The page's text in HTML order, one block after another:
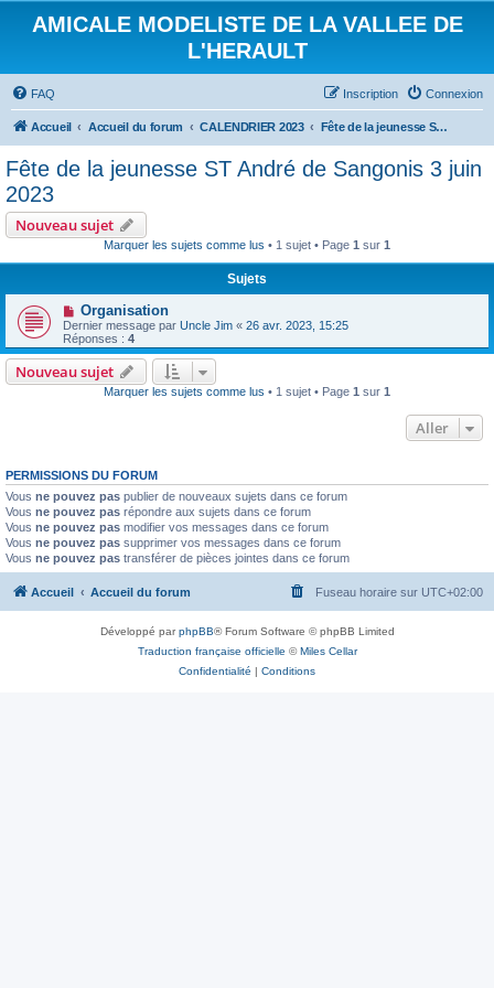
AMICALE MODELISTE DE LA VALLEE DE
L'HERAULT
FAQ Connexion
Inscription
Accueil Accueil du forum CALENDRIER 2023 Fête de la jeunesse ST André de Sangonis 3 juin 2023
Fête de la jeunesse ST André de Sangonis 3 juin
2023
Nouveau sujet
Marquer les sujets comme lus • 1 sujet • Page 1 sur 1
Sujets
Organisation
Dernier message par Uncle Jim « 26 avr. 2023, 15:25
Réponses : 4
Nouveau sujet
Marquer les sujets comme lus • 1 sujet • Page 1 sur 1
Aller
PERMISSIONS DU FORUM
Vous ne pouvez pas publier de nouveaux sujets dans ce forum
Vous ne pouvez pas répondre aux sujets dans ce forum
Vous ne pouvez pas modifier vos messages dans ce forum
Vous ne pouvez pas supprimer vos messages dans ce forum
Vous ne pouvez pas transférer de pièces jointes dans ce forum
Accueil Accueil du forum Fuseau horaire sur UTC+02:00
Développé parphpBB® Forum Software © phpBB Limited
Traduction française officielle ©Miles Cellar
Confidentialité | Conditions